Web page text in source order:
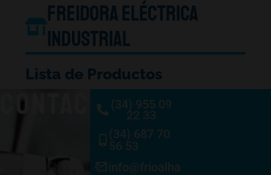
Freidora Eléctrica
Industrial
Lista de Productos
CONTACTO(34) 955 09
22 33
(34) 687 70
56 53
info@frioalhambra.com